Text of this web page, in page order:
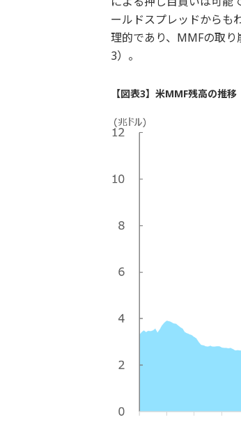
ールドスプレッドからも
理的であり、MMFの取
3）。
【図表3】米MMF残高の推移